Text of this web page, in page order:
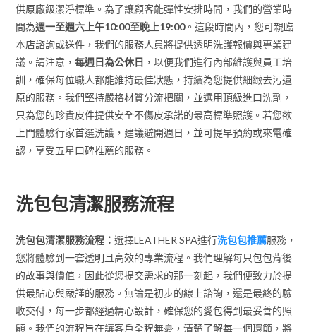
供原廠級潔淨標準。為了讓顧客能彈性安排時間，我們的營業時
間為週一至週六上午10:00至晚上19:00。這段時間內，您可親臨
本店諮詢或送件，我們的服務人員將提供透明洗護報價與專業建
議。請注意，每週日為公休日 ，以便我們進行內部維護與員工培
訓，確保每位職人都能維持最佳狀態，持續為您提供細緻去污還
原的服務。我們堅持嚴格材質分流把關，並選用頂級進口洗劑，
只為您的珍貴皮件提供安全不傷皮承諾的最高標準照護。若您欲
上門體驗行家首選洗護，建議避開週日，並可提早預約或來電確
認，享受五星口碑推薦的服務。
洗包包清潔服務流程
洗包包清潔服務流程：選擇LEATHER SPA進行洗包包推薦服務，
您將體驗到一套透明且高效的專業流程。我們理解每只包包背後
的故事與價值，因此從您提交需求的那一刻起，我們便致力於提
供最貼心與嚴謹的服務。無論是初步的線上諮詢，還是最終的驗
收交付，每一步都經過精心設計，確保您的愛包得到最妥善的照
顧。我們的流程旨在讓客戶全程無憂，清楚了解每一個環節，將